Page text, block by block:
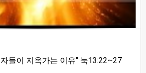
들이 지옥가는 이유" 눅13:22~27